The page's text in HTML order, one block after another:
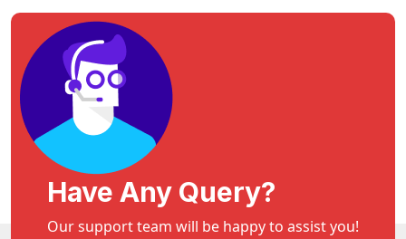
Have Any Query?
Our support team will be happy to assist you!